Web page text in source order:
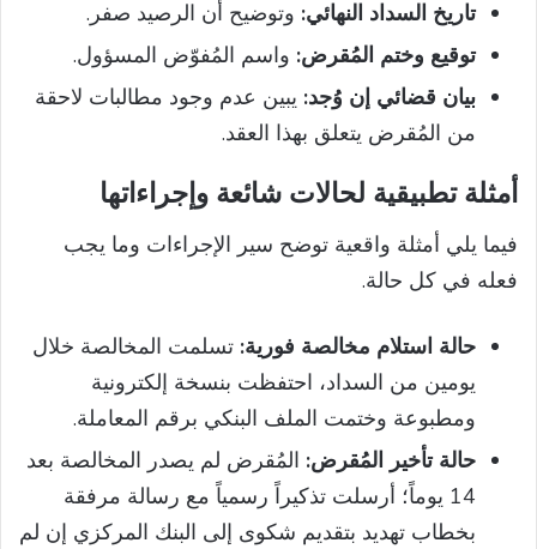
تاريخ السداد النهائي: وتوضيح أن الرصيد صفر.
توقيع وختم المُقرض: واسم المُفوّض المسؤول.
بيان قضائي إن وُجد: يبين عدم وجود مطالبات لاحقة
من المُقرض يتعلق بهذا العقد.
أمثلة تطبيقية لحالات شائعة وإجراءاتها
فيما يلي أمثلة واقعية توضح سير الإجراءات وما يجب
فعله في كل حالة.
حالة استلام مخالصة فورية: تسلمت المخالصة خلال
يومين من السداد، احتفظت بنسخة إلكترونية
ومطبوعة وختمت الملف البنكي برقم المعاملة.
حالة تأخير المُقرض: المُقرض لم يصدر المخالصة بعد
14 يوماً؛ أرسلت تذكيراً رسمياً مع رسالة مرفقة
بخطاب تهديد بتقديم شكوى إلى البنك المركزي إن لم